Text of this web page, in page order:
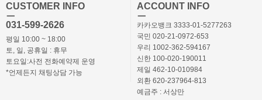
CUSTOMER INFO
ㅡ
031-599-2626
평일 10:00 ~ 18:00
토, 일, 공휴일 : 휴무
토요일:사전 전화예약제 운영
*언제든지 채팅상담 가능
ACCOUNT INFO
ㅡ
카카오뱅크 3333-01-5277263
국민 020-21-0972-653
우리 1002-362-594167
신한 100-020-190011
제일 462-10-010984
외환 620-237964-813
예금주 : 서상만